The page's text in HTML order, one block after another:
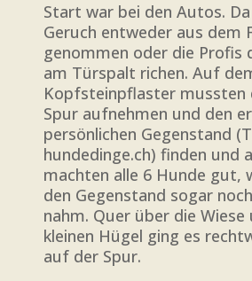
Start war bei den Autos.
Geruch entweder aus dem
genommen oder die Profis
am Türspalt richen. Auf
Kopfsteinpflaster mussten
Spur aufnehmen und den
persönlichen Gegenstand
hundedinge.ch) finden und
machten alle 6 Hunde gut,
den Gegenstand sogar
nahm. Quer über die Wiese
kleinen Hügel ging es
auf der Spur.